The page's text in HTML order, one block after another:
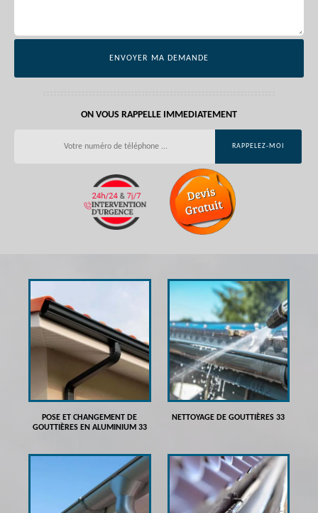
ON VOUS RAPPELLE IMMEDIATEMENT
POSE ET CHANGEMENT DE
GOUTTIÈRES EN ALUMINIUM 33
NETTOYAGE DE GOUTTIÈRES 33